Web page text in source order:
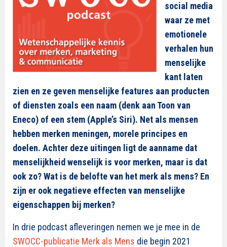
social media
waar ze met
emotionele
verhalen hun
menselijke
kant laten
zien en ze geven menselijke features aan producten
of diensten zoals een naam (denk aan Toon van
Eneco) of een stem (Apple’s Siri). Net als mensen
hebben merken meningen, morele principes en
doelen. Achter deze uitingen ligt de aanname dat
menselijkheid wenselijk is voor merken, maar is dat
ook zo? Wat is de belofte van het merk als mens? En
zijn er ook negatieve effecten van menselijke
eigenschappen bij merken?
In drie podcast afleveringen nemen we je mee in de
SWOCC-publicatie Merk als Mens die begin 2021